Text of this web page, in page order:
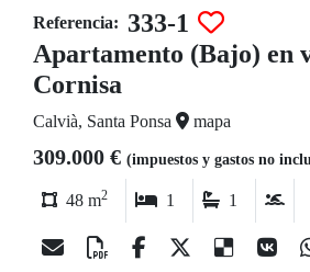
Referencia: 333-1
Apartamento (Bajo) en
Cornisa
Calvià, Santa Ponsa mapa
309.000 € (impuestos y gastos no
48 m2 1 1